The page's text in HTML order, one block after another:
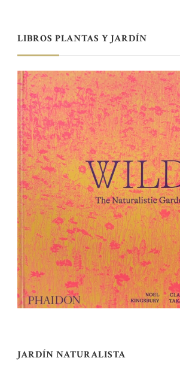
LIBROS PLANTAS Y JARDÍN
JARDÍN NATURALISTA